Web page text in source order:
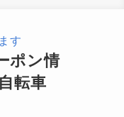
す
ポン情
転車